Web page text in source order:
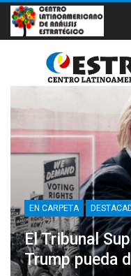
EN CARPETA
El Tribunal
Trump pueda